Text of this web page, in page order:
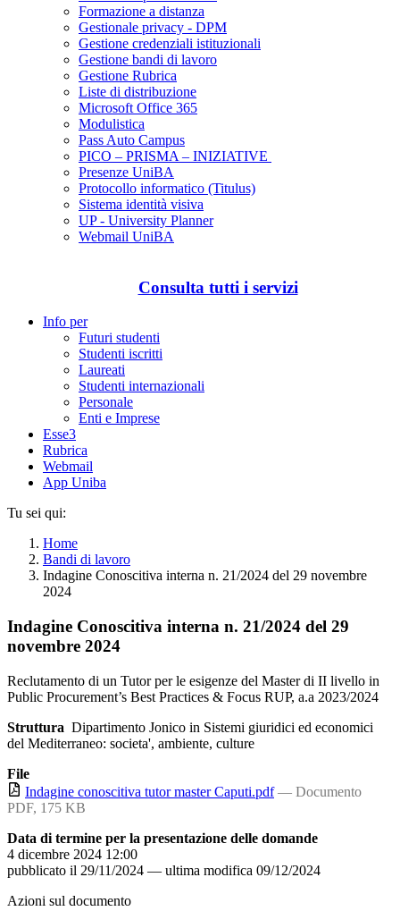
Formazione a distanza
Gestionale privacy - DPM
Gestione credenziali istituzionali
Gestione bandi di lavoro
Gestione Rubrica
Liste di distribuzione
Microsoft Office 365
Modulistica
Pass Auto Campus
PICO – PRISMA – INIZIATIVE
Presenze UniBA
Protocollo informatico (Titulus)
Sistema identità visiva
UP - University Planner
Webmail UniBA
Consulta tutti i servizi
Info per
Futuri studenti
Studenti iscritti
Laureati
Studenti internazionali
Personale
Enti e Imprese
Esse3
Rubrica
Webmail
App Uniba
Tu sei qui:
Home
Bandi di lavoro
Indagine Conoscitiva interna n. 21/2024 del 29 novembre
2024
Indagine Conoscitiva interna n. 21/2024 del 29
novembre 2024
Reclutamento di un Tutor per le esigenze del Master di II livello in
Public Procurement’s Best Practices & Focus RUP, a.a 2023/2024
Struttura Dipartimento Jonico in Sistemi giuridici ed economici
del Mediterraneo: societa', ambiente, culture
File
Indagine conoscitiva tutor master Caputi.pdf — Documento
PDF, 175 KB
Data di termine per la presentazione delle domande
4 dicembre 2024 12:00
pubblicato il 29/11/2024 — ultima modifica 09/12/2024
Azioni sul documento